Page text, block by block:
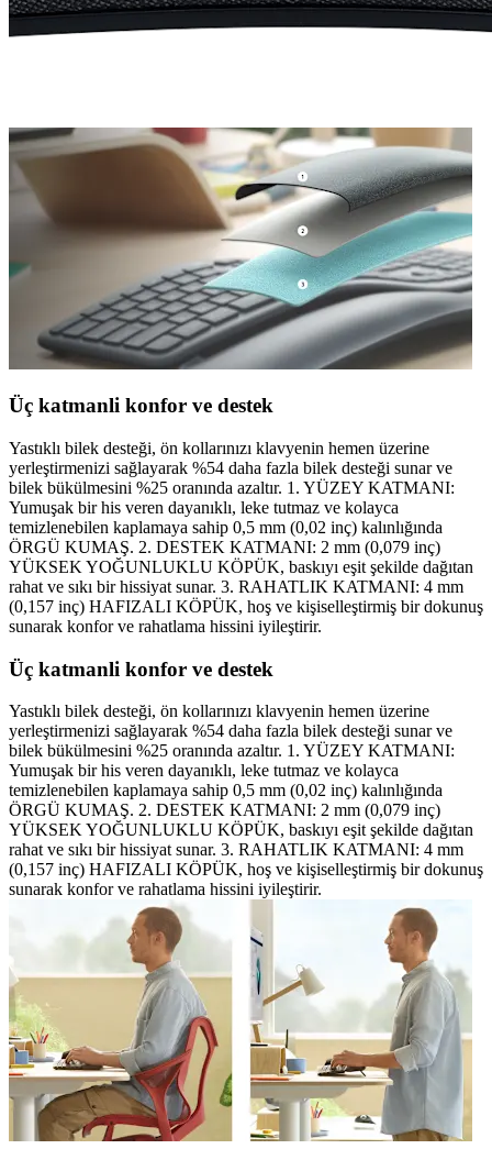
Üç katmanli konfor ve destek
Yastıklı bilek desteği, ön kollarınızı klavyenin hemen üzerine
yerleştirmenizi sağlayarak %54 daha fazla bilek desteği sunar ve
bilek bükülmesini %25 oranında azaltır. 1. YÜZEY KATMANI:
Yumuşak bir his veren dayanıklı, leke tutmaz ve kolayca
temizlenebilen kaplamaya sahip 0,5 mm (0,02 inç) kalınlığında
ÖRGÜ KUMAŞ. 2. DESTEK KATMANI: 2 mm (0,079 inç)
YÜKSEK YOĞUNLUKLU KÖPÜK, baskıyı eşit şekilde dağıtan
rahat ve sıkı bir hissiyat sunar. 3. RAHATLIK KATMANI: 4 mm
(0,157 inç) HAFIZALI KÖPÜK, hoş ve kişiselleştirmiş bir dokunuş
sunarak konfor ve rahatlama hissini iyileştirir.
Üç katmanli konfor ve destek
Yastıklı bilek desteği, ön kollarınızı klavyenin hemen üzerine
yerleştirmenizi sağlayarak %54 daha fazla bilek desteği sunar ve
bilek bükülmesini %25 oranında azaltır. 1. YÜZEY KATMANI:
Yumuşak bir his veren dayanıklı, leke tutmaz ve kolayca
temizlenebilen kaplamaya sahip 0,5 mm (0,02 inç) kalınlığında
ÖRGÜ KUMAŞ. 2. DESTEK KATMANI: 2 mm (0,079 inç)
YÜKSEK YOĞUNLUKLU KÖPÜK, baskıyı eşit şekilde dağıtan
rahat ve sıkı bir hissiyat sunar. 3. RAHATLIK KATMANI: 4 mm
(0,157 inç) HAFIZALI KÖPÜK, hoş ve kişiselleştirmiş bir dokunuş
sunarak konfor ve rahatlama hissini iyileştirir.